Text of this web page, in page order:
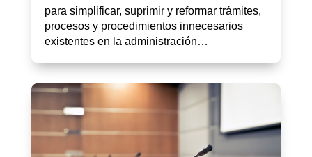
para simplificar, suprimir y reformar trámites,
procesos y procedimientos innecesarios
existentes en la administración…